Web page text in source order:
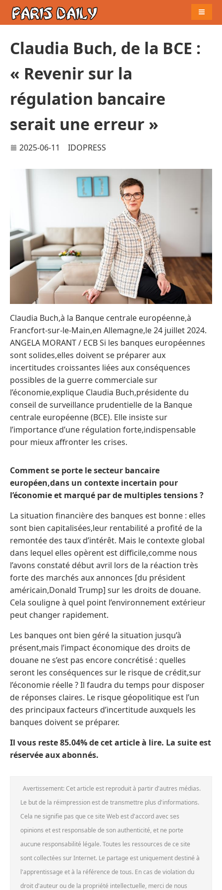
Claudia Buch, de la BCE :
« Revenir sur la
régulation bancaire
serait une erreur »
2025-06-11 IDOPRESS
Claudia Buch,à la Banque centrale européenne,à
Francfort-sur-le-Main,en Allemagne,le 24 juillet 2024.
ANGELA MORANT / ECB Si les banques européennes
sont solides,elles doivent se préparer aux
incertitudes croissantes liées aux conséquences
possibles de la guerre commerciale sur
l’économie,explique Claudia Buch,présidente du
conseil de surveillance prudentielle de la Banque
centrale européenne (BCE). Elle insiste sur
l’importance d’une régulation forte,indispensable
pour mieux affronter les crises.
Comment se porte le secteur bancaire
européen,dans un contexte incertain pour
l’économie et marqué par de multiples tensions ?
La situation financière des banques est bonne : elles
sont bien capitalisées,leur rentabilité a profité de la
remontée des taux d’intérêt. Mais le contexte global
dans lequel elles opèrent est difficile,comme nous
l’avons constaté début avril lors de la réaction très
forte des marchés aux annonces [du président
américain,Donald Trump] sur les droits de douane.
Cela souligne à quel point l’environnement extérieur
peut changer rapidement.
Les banques ont bien géré la situation jusqu’à
présent,mais l’impact économique des droits de
douane ne s’est pas encore concrétisé : quelles
seront les conséquences sur le risque de crédit,sur
l’économie réelle ? Il faudra du temps pour disposer
de réponses claires. Le risque géopolitique est l’un
des principaux facteurs d’incertitude auxquels les
banques doivent se préparer.
Il vous reste 85.04% de cet article à lire. La suite est
réservée aux abonnés.
Avertissement: Cet article est reproduit à partir d'autres médias.
Le but de la réimpression est de transmettre plus d'informations.
Cela ne signifie pas que ce site Web est d'accord avec ses
opinions et est responsable de son authenticité, et ne porte
aucune responsabilité légale. Toutes les ressources de ce site
sont collectées sur Internet. Le partage est uniquement destiné à
l'apprentissage et à la référence de tous. En cas de violation du
droit d'auteur ou de la propriété intellectuelle, merci de nous